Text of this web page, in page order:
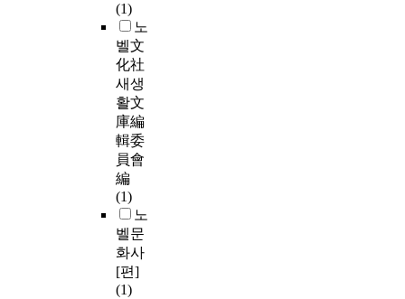
(1)
노
벨文
化社
새생
활文
庫編
輯委
員會
編
(1)
노
벨문
화사
[편]
(1)